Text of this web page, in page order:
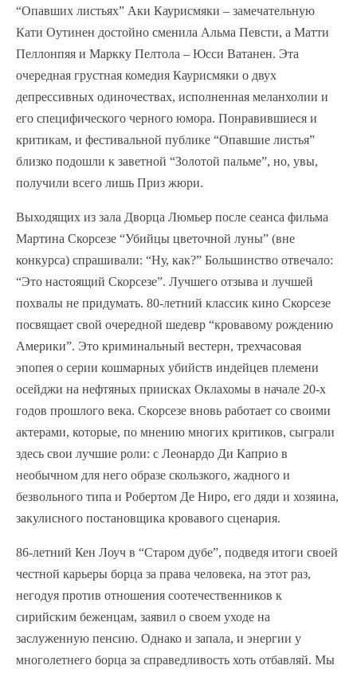
“Опавших листьях” Аки Каурисмяки – замечательную
Кати Оутинен достойно сменила Альма Певсти, а Матти
Пеллонпяя и Маркку Пелтола – Юсси Ватанен. Эта
очередная грустная комедия Каурисмяки о двух
депрессивных одиночествах, исполненная меланхолии и
его специфического черного юмора. Понравившиеся и
критикам, и фестивальной публике “Опавшие листья”
близко подошли к заветной “Золотой пальме”, но, увы,
получили всего лишь Приз жюри.
Выходящих из зала Дворца Люмьер после сеанса фильма
Мартина Скорсезе “Убийцы цветочной луны” (вне
конкурса) спрашивали: “Ну, как?” Большинство отвечало:
“Это настоящий Скорсезе”. Лучшего отзыва и лучшей
похвалы не придумать. 80-летний классик кино Скорсезе
посвящает свой очередной шедевр “кровавому рождению
Америки”. Это криминальный вестерн, трехчасовая
эпопея о серии кошмарных убийств индейцев племени
осейджи на нефтяных приисках Оклахомы в начале 20-х
годов прошлого века. Скорсезе вновь работает со своими
актерами, которые, по мнению многих критиков, сыграли
здесь свои лучшие роли: с Леонардо Ди Каприо в
необычном для него образе скользкого, жадного и
безвольного типа и Робертом Де Ниро, его дяди и хозяина,
закулисного постановщика кровавого сценария.
86-летний Кен Лоуч в “Старом дубе”, подведя итоги своей
честной карьеры борца за права человека, на этот раз,
негодуя против отношения соотечественников к
сирийским беженцам, заявил о своем уходе на
заслуженную пенсию. Однако и запала, и энергии у
многолетнего борца за справедливость хоть отбавляй. Мы